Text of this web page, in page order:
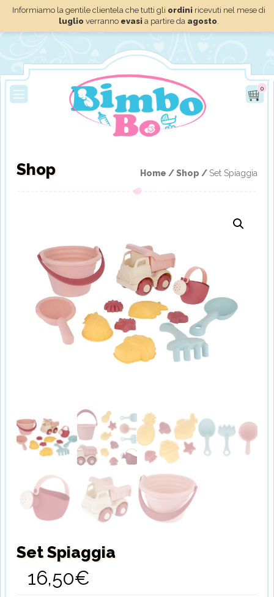
Informiamo la gentile clientela che tutti gli ordini ricevuti nel mese di
luglio verranno evasi a partire da agosto.
0
Home /Shop / Set Spiaggia
Shop
Set Spiaggia
16,50€